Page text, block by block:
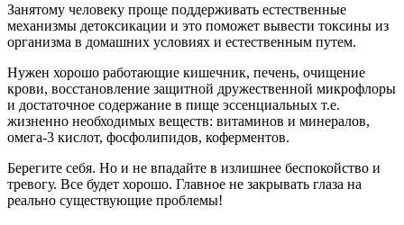
Занятому человеку проще поддерживать естественные
механизмы детоксикации и это поможет вывести токсины из
организма в домашних условиях и естественным путем.
Нужен хорошо работающие кишечник, печень, очищение
крови, восстановление защитной дружественной микрофлоры
и достаточное содержание в пище эссенциальных т.е.
жизненно необходимых веществ: витаминов и минералов,
омега-3 кислот, фосфолипидов, коферментов.
Берегите себя. Но и не впадайте в излишнее беспокойство и
тревогу. Все будет хорошо. Главное не закрывать глаза на
реально существующие проблемы!